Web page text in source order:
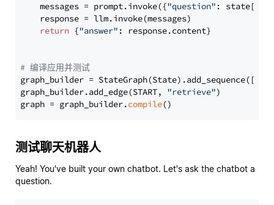
    messages = prompt.invoke({
"question" : state[
    response = llm.invoke(messages)
return {"answer" : response.content}
# 编译应用并测试
graph_builder =
graph_builder.add_edge(START, "retrieve")
graph = graph_builder.compile
测试聊天机器人
Yeah! You've built your own chatbot. Let's ask the chatbot a
question.